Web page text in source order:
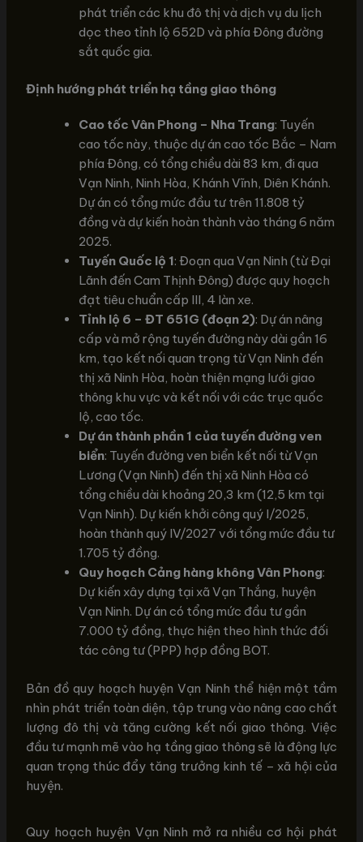
phát triển các khu đô thị và dịch vụ du lịch
dọc theo tỉnh lộ 652D và phía Đông đường
sắt quốc gia.
Định hướng phát triển hạ tầng giao thông
Cao tốc Vân Phong – Nha Trang: Tuyến
cao tốc này, thuộc dự án cao tốc Bắc – Nam
phía Đông, có tổng chiều dài 83 km, đi qua
Vạn Ninh, Ninh Hòa, Khánh Vĩnh, Diên Khánh.
Dự án có tổng mức đầu tư trên 11.808 tỷ
đồng và dự kiến hoàn thành vào tháng 6 năm
2025.
Tuyến Quốc lộ 1: Đoạn qua Vạn Ninh (từ Đại
Lãnh đến Cam Thịnh Đông) được quy hoạch
đạt tiêu chuẩn cấp III, 4 làn xe.
Tỉnh lộ 6 – ĐT 651G (đoạn 2): Dự án nâng
cấp và mở rộng tuyến đường này dài gần 16
km, tạo kết nối quan trọng từ Vạn Ninh đến
thị xã Ninh Hòa, hoàn thiện mạng lưới giao
thông khu vực và kết nối với các trục quốc
lộ, cao tốc.
Dự án thành phần 1 của tuyến đường ven
biển: Tuyến đường ven biển kết nối từ Vạn
Lương (Vạn Ninh) đến thị xã Ninh Hòa có
tổng chiều dài khoảng 20,3 km (12,5 km tại
Vạn Ninh). Dự kiến khởi công quý I/2025,
hoàn thành quý IV/2027 với tổng mức đầu tư
1.705 tỷ đồng.
Quy hoạch Cảng hàng không Vân Phong:
Dự kiến xây dựng tại xã Vạn Thắng, huyện
Vạn Ninh. Dự án có tổng mức đầu tư gần
7.000 tỷ đồng, thực hiện theo hình thức đối
tác công tư (PPP) hợp đồng BOT.
Bản đồ quy hoạch huyện Vạn Ninh thể hiện một tầm
nhìn phát triển toàn diện, tập trung vào nâng cao chất
lượng đô thị và tăng cường kết nối giao thông. Việc
đầu tư mạnh mẽ vào hạ tầng giao thông sẽ là động lực
quan trọng thúc đẩy tăng trưởng kinh tế – xã hội của
huyện.
Quy hoạch huyện Vạn Ninh mở ra nhiều cơ hội phát